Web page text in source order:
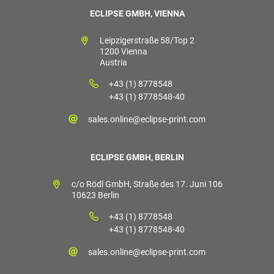
ECLIPSE GMBH, VIENNA
Leipzigerstraße 58/Top 2
1200 Vienna
Austria
+43 (1) 8778548
+43 (1) 8778548-40
sales.online@eclipse-print.com
ECLIPSE GMBH, BERLIN
c/o Rödl GmbH, Straße des 17. Juni 106
10623 Berlin
+43 (1) 8778548
+43 (1) 8778548-40
sales.online@eclipse-print.com